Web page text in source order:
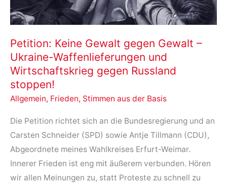
Petition: Keine Gewalt gegen Gewalt –
Ukraine-Waffenlieferungen und
Wirtschaftskrieg gegen Russland
stoppen!
Allgemein, Frieden, Stimmen aus der Basis
Die Petition richtet sich an die Bundesregierung und an
Carsten Schneider (SPD) sowie Antje Tillmann (CDU),
Abgeordnete meines Wahlkreises Erfurt-Weimar.
Innerer Frieden ist eng mit äußerem verbunden. Hören
wir allen Meinungen zu, statt Proteste zu schnell zu